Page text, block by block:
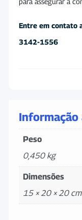
Entre em contato
3142-1556
Peso
0,450 kg
Dimensões
15 × 20 × 20 cm